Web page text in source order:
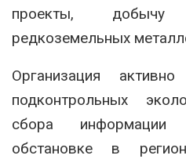
проекты,
редкоземельных
Организация
подконтрольных
сбора информации
обстановке в